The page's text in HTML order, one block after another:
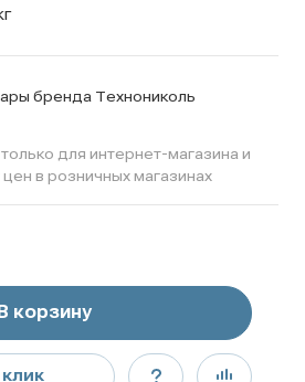
бренда Технониколь
для интернет-магазина и
в розничных магазинах
корзину
клик